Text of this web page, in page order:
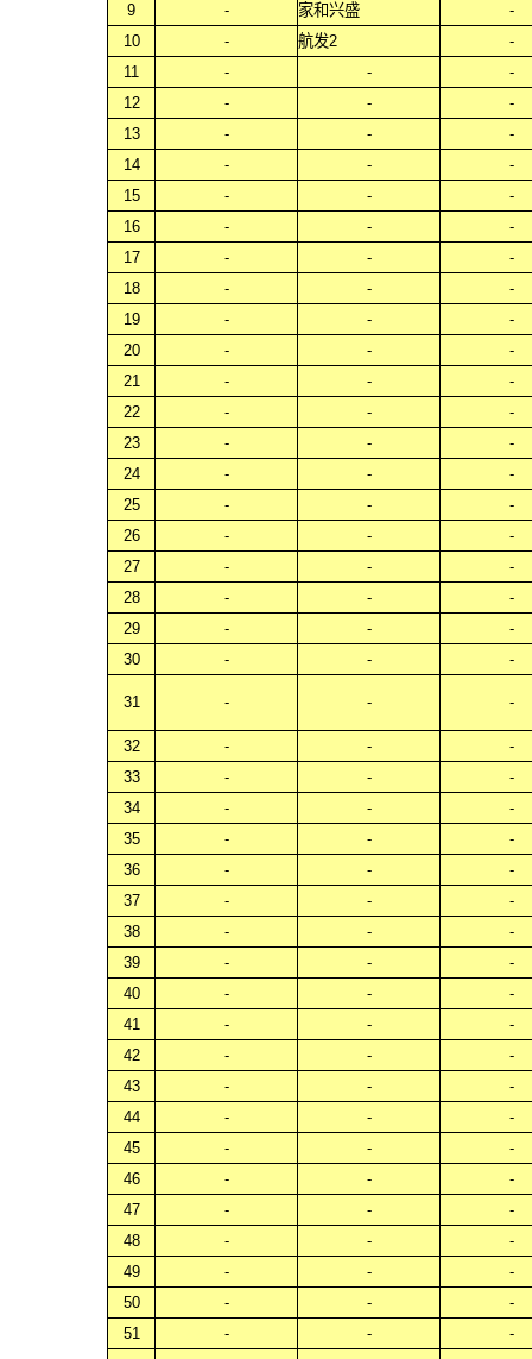
9
- 家和兴盛
-
10
- 航发2
-
11
- -
-
12
- -
-
13
- -
-
14
- -
-
15
- -
-
16
- -
-
17
- -
-
18
- -
-
19
- -
-
20
- -
-
21
- -
-
22
- -
-
23
- -
-
24
- -
-
25
- -
-
26
- -
-
27
- -
-
28
- -
-
29
- -
-
30
- - -
31 - - -
32 - -
-
33
- -
-
34
- -
-
35
- -
-
36
- -
-
37
- -
-
38
- -
-
39
- -
-
40
- -
-
41
- -
-
42
- -
-
43
- -
-
44
- -
-
45
- -
-
46
- -
-
47
- -
-
48
- -
-
49
- -
-
50
- -
-
51
- - -